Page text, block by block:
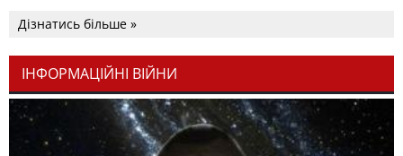
Дізнатись більше »
ІНФОРМАЦІЙНІ ВІЙНИ